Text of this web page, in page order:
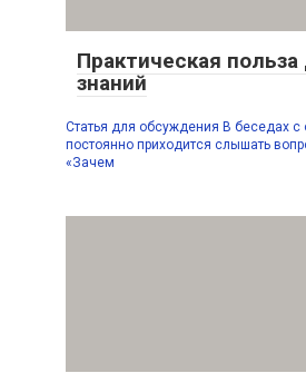
Практическая
знаний
Статья для обсуждения В беседах с
постоянно приходится слышать
«Зачем